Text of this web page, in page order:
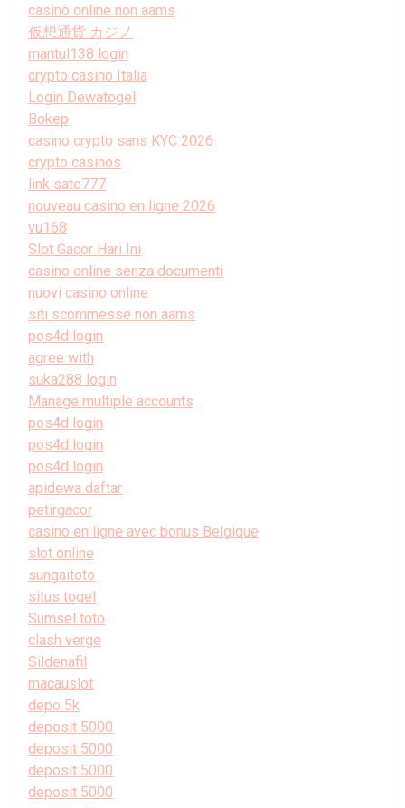
casinò online non aams
仮想通貨 カジノ
mantul138 login
crypto casino Italia
Login Dewatogel
Bokep
casino crypto sans KYC 2026
crypto casinos
link sate777
nouveau casino en ligne 2026
vu168
Slot Gacor Hari Ini
casino online senza documenti
nuovi casino online
siti scommesse non aams
pos4d login
agree with
suka288 login
Manage multiple accounts
pos4d login
pos4d login
pos4d login
apidewa daftar
petirgacor
casino en ligne avec bonus Belgique
slot online
sungaitoto
situs togel
Sumsel toto
clash verge
Sildenafil
macauslot
depo 5k
deposit 5000
deposit 5000
deposit 5000
deposit 5000